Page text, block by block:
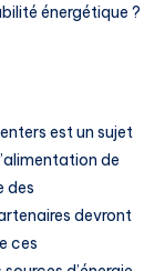
énergétique ?
est un sujet
de
des
devront
ces